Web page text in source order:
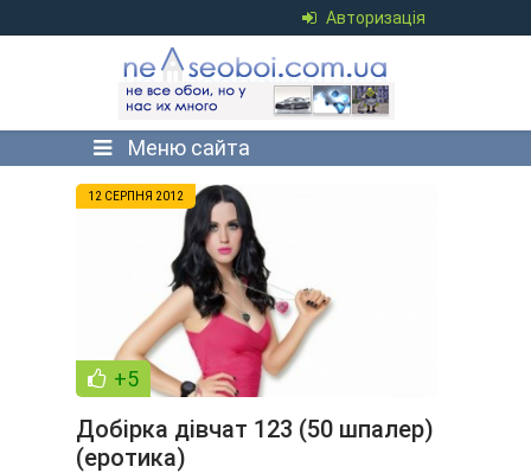
Авторизація
Меню сайта
12 СЕРПНЯ 2012
+5
Добірка дівчат 123 (50 шпалер)
(еротика)